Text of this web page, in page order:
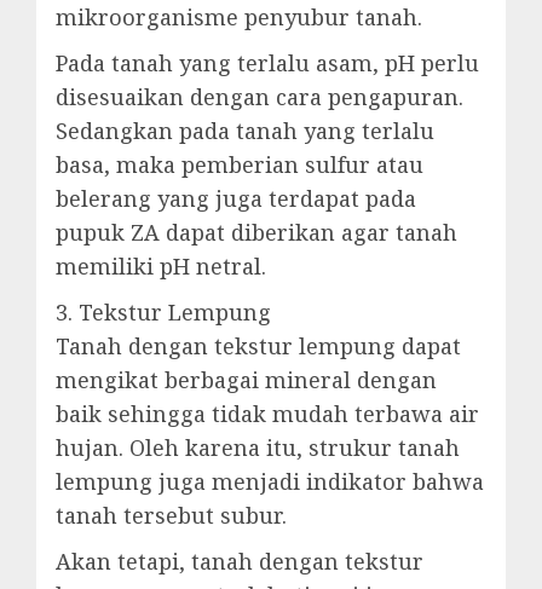
mikroorganisme penyubur tanah.
Pada tanah yang terlalu asam, pH perlu
disesuaikan dengan cara pengapuran.
Sedangkan pada tanah yang terlalu
basa, maka pemberian sulfur atau
belerang yang juga terdapat pada
pupuk ZA dapat diberikan agar tanah
memiliki pH netral.
3. Tekstur Lempung
Tanah dengan tekstur lempung dapat
mengikat berbagai mineral dengan
baik sehingga tidak mudah terbawa air
hujan. Oleh karena itu, strukur tanah
lempung juga menjadi indikator bahwa
tanah tersebut subur.
Akan tetapi, tanah dengan tekstur